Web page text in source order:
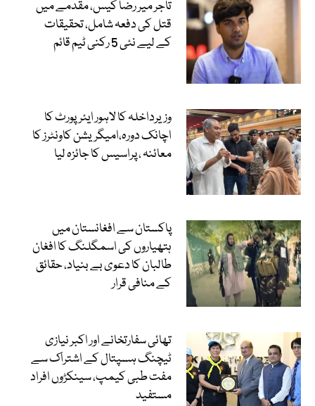
تاجر میر رضا کیس، مقدمے میں
قتل کی دفعہ شامل، تحقیقات
کے لیے نئی 5 رکنی ٹیم قائم
وزیرداخلہ کا لاہور ایئرپورٹ کا
اچانک دورہ،امیگریشن کاونٹرز کا
معائنہ ، پراسیس کا جائزہ لیا
پاکستان سے افغانستان میں
ہتھیاروں کی اسمگلنگ کا افغان
طالبان کا دعوی بے بنیاد، حقائق
کے منافی قرار
تھائی سفارتخانے اور اکبر نیازی
ٹیچنگ ہسپتال کے اشتراک سے
مفت طبی کیمپ، سینکڑوں افراد
مستفید